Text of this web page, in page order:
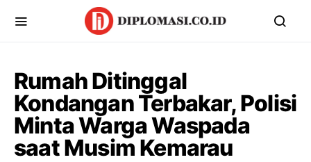
Rumah Ditinggal
Kondangan Terbakar, Polisi
Minta Warga Waspada
saat Musim Kemarau